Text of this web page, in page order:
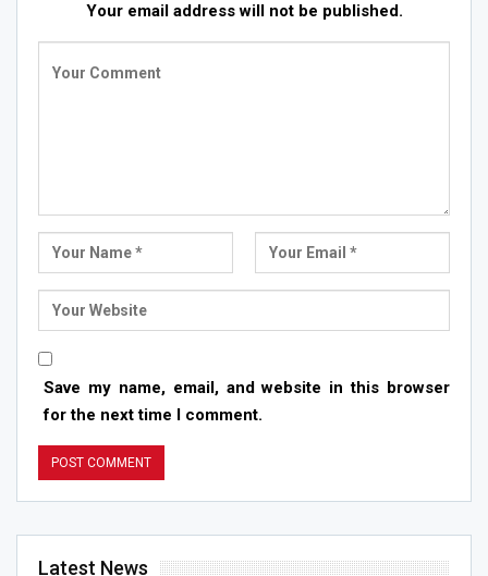
Your email address will not be published.
Save my name, email, and website in this browser
for the next time I comment.
Latest News